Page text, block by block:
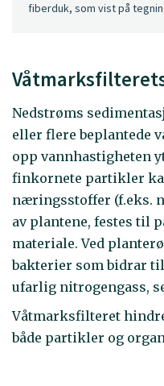
fiberduk, som vist på
Nedstrøms
eller flere beplantede
opp vannhastigheten
finkornete partikler
næringsstoffer (f.eks.
av plantene, festes til
materiale. Ved
bakterier som bidrar
ufarlig nitrogengass,
Våtmarksfilteret
både partikler og